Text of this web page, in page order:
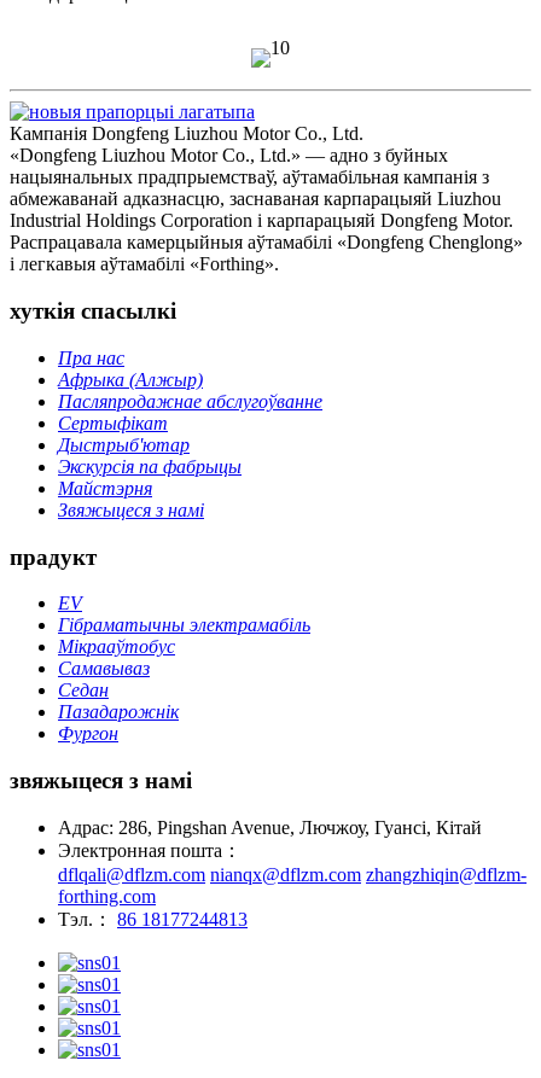
Кампанія Dongfeng Liuzhou Motor Co., Ltd.
«Dongfeng Liuzhou Motor Co., Ltd.» — адно з буйных
нацыянальных прадпрыемстваў, аўтамабільная кампанія з
абмежаванай адказнасцю, заснаваная карпарацыяй Liuzhou
Industrial Holdings Corporation і карпарацыяй Dongfeng Motor.
Распрацавала камерцыйныя аўтамабілі «Dongfeng Chenglong»
і легкавыя аўтамабілі «Forthing».
хуткія спасылкі
Пра нас
Афрыка (Алжыр)
Пасляпродажнае абслугоўванне
Сертыфікат
Дыстрыб'ютар
Экскурсія па фабрыцы
Майстэрня
Звяжыцеся з намі
прадукт
EV
Гібраматычны электрамабіль
Мікрааўтобус
Самавываз
Седан
Пазадарожнік
Фургон
звяжыцеся з намі
Адрас: 286, Pingshan Avenue, Лючжоу, Гуансі, Кітай
Электронная пошта：
dflqali@dflzm.com nianqx@dflzm.com zhangzhiqin@dflzm-
forthing.com
Тэл.：
86 18177244813